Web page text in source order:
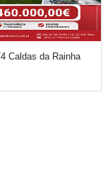
Caldas da Rainha